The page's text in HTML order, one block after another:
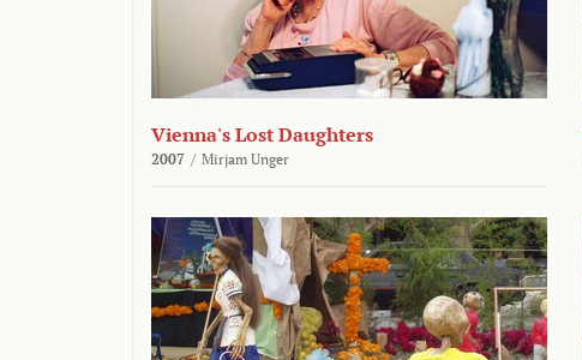
Vienna's Lost Daughters
2007 / Mirjam Unger